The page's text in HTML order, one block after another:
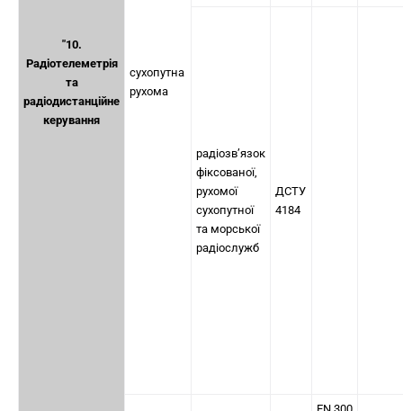
"10.
Радіотелеметрія
та
радіодистанційне
керування
сухопутна
рухома
радіозв’язок
фіксованої,
рухомої
сухопутної
та морської
радіослужб
ДСТУ
4184